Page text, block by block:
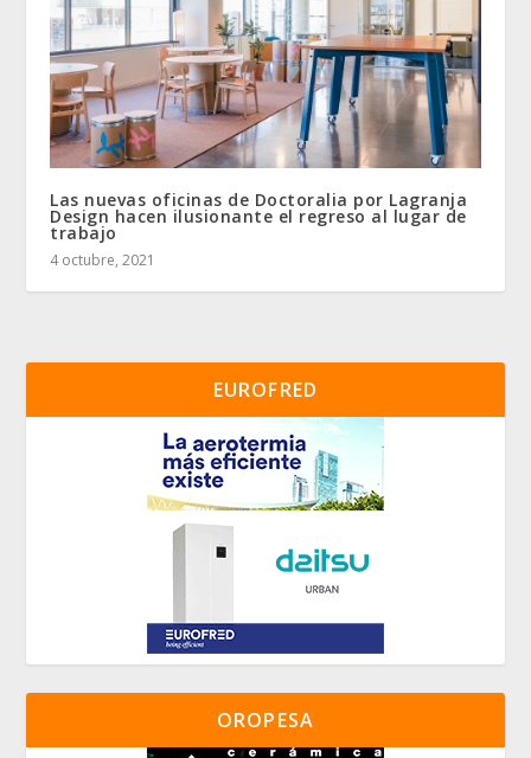
Las nuevas oficinas de Doctoralia por Lagranja
Design hacen ilusionante el regreso al lugar de
trabajo
4 octubre, 2021
EUROFRED
OROPESA